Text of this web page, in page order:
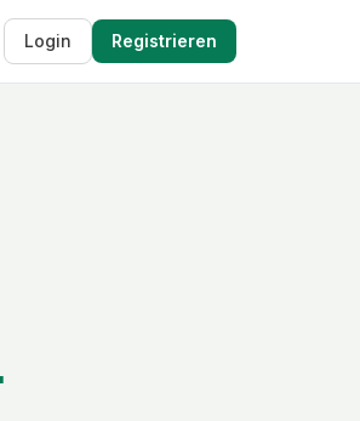
Login Registrieren